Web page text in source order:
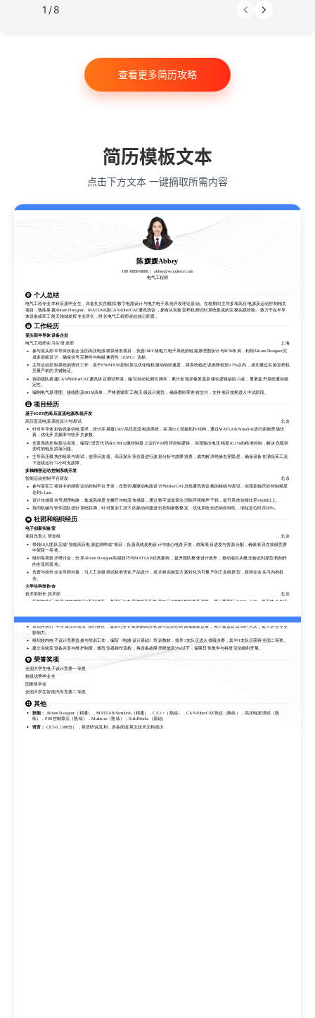
仓储/物流
艺术与设计 电子信息工程
1 /8
查看更多简历攻略
简历模板文本
点击下方文本 一键摘取所需内容
陈媛媛Abbey
188-8888-8888
abbey@wondercv.com
电气工程师
个人总结
电气工程专业本科应届毕业生，具备扎实的模拟/数字电路设计与电力电子系统开发理论基础。在校期间主导多项高压电源及运动控制相关
项目，熟练掌握Altium Designer、MATLAB及CAN/EtherCAT通讯协议，拥有从实验室样机调试到系统集成的完整实践经验。致力于在半导
体设备或军工航天领域发挥专业所长，胜任电气工程师岗位核心职责。
工作经历
某头部半导体设备企业
电气工程师实习生 研发部
上海
参与某头部半导体设备企业的高压电源模块研发项目，负责10kV级电力电子系统的电路原理图设计与PCB布局，利用Altium Designer完
成多层板设计，确保信号完整性与电磁兼容性（EMC）达标。
主导运动控制系统的调试工作，基于PWM/PID控制算法优化电机驱动响应速度，将系统稳态误差降低至0.5%以内，成功通过实验室样机
至量产前的关键验证。
协助团队搭建CAN与EtherCAT通讯协议测试环境，编写自动化测试脚本，累计发现并修复底层驱动逻辑缺陷15处，显著提升系统通信稳
定性。
编制电气原理图、接线图及BOM清单，严格遵循军工/航天级设计规范，确保图纸零差错交付，支持项目按期进入中试阶段。
项目经历
基于IGBT的高压直流电源系统开发
高压直流电源系统设计与调试
北京
针对半导体刻蚀设备供电需求，设计并搭建15kV高压直流电源系统，采用LLC谐振拓扑结构，通过MATLAB/Simulink进行多物理场仿
真，优化开关频率与软开关参数。
负责系统控制算法实现，编写C语言代码在STM32微控制器上运行PID闭环控制逻辑，实现输出电压精度±0.1%的精准控制，解决负载突
变时的电压跌落问题。
主导高压模块的组装与调试，使用示波器、高压探头等仪器进行波形分析与故障排查，成功解决绝缘击穿隐患，确保设备在满负荷工况
下连续运行72小时无故障。
多轴精密运动控制系统开发
智能运动控制平台研发
北京
参与某军工项目中的精密运动控制平台开发，负责伺服驱动电路设计与EtherCAT总线通讯协议栈的移植与调试，实现多轴同步控制精度
达到±1μm。
设计传感器信号调理电路，集成高精度光栅尺与电流传感器，通过数字滤波算法消除环境噪声干扰，提升系统信噪比至40dB以上。
协同机械与软件团队进行系统联调，针对复杂工况下的振动问题进行控制参数整定，优化系统动态响应特性，缩短定位时间30%。
社团和组织经历
电子创新实验室
项目负责人 研发组
北京
带领10人团队完成“智能高压电源监测终端”项目，负责系统架构设计与核心电路开发，统筹项目进度与资源分配，确保项目在校级竞赛
中荣获一等奖。
组织每周技术研讨会，分享Altium Designer高级技巧与MATLAB仿真案例，提升团队整体设计效率，推动项目从概念验证到原型机制作
的全流程落地。
负责与校外企业导师对接，引入工业级测试标准优化产品设计，成功将实验室方案转化为可量产的工业级原型，获得企业实习内推机
会。
大学生科技协会
技术部部长 技术部
北京
策划并执行“半导体技术前沿”系列讲座，邀请行业专家讲解高压电源与运动控制领域最新进展，累计覆盖听众500+人次，提升协会专业
建立实验室设备共享与维护制度，规范仪器操作流程，将设备故障率降低至5%以下，保障日常教学与科研活动顺利开展。
荣誉奖项
全国大学生电子设计竞赛一等奖
校级优秀毕业生
国家奖学金
全国大学生智能汽车竞赛二等奖
其他
技能： Altium Designer（精通），MATLAB/Simulink（精通），C/C++（熟练），CAN/EtherCAT协议（熟练），高压电源调试（熟
练），PID控制算法（熟练），Multisim（熟练），SolidWorks（基础）
语言： CET-6（580分），英语听说流利，具备阅读英文技术文档能力
电气工程师
个人总结
电气工程专业本科应届毕业生，具备扎实的模拟/数字电路设计与电力电子系统开发理论基础。在校期间主导多项高压电源及运动控制相关
项目，熟练掌握Altium Designer、MATLAB及CAN/EtherCAT通讯协议，拥有从实验室样机调试到系统集成的完整实践经验。致力于在半导
体设备或军工航天领域发挥专业所长，胜任电气工程师岗位核心职责。
工作经历
某头部半导体设备企业
电气工程师实习生 研发部
上海
成多层板设计，确保信号完整性与电磁兼容性（EMC）达标。
至量产前的关键验证。
协助团队搭建CAN与EtherCAT通讯协议测试环境，编写自动化测试脚本，累计发现并修复底层驱动逻辑缺陷15处，显著提升系统通信稳
定性。
编制电气原理图、接线图及BOM清单，严格遵循军工/航天级设计规范，确保图纸零差错交付，支持项目按期进入中试阶段。
项目经历
基于IGBT的高压直流电源系统开发
高压直流电源系统设计与调试
北京
真，优化开关频率与软开关参数。
负责系统控制算法实现，编写C语言代码在STM32微控制器上运行PID闭环控制逻辑，实现输出电压精度±0.1%的精准控制，解决负载突
变时的电压跌落问题。
主导高压模块的组装与调试，使用示波器、高压探头等仪器进行波形分析与故障排查，成功解决绝缘击穿隐患，确保设备在满负荷工况
下连续运行72小时无故障。
多轴精密运动控制系统开发
智能运动控制平台研发
参与某军工项目中的精密运动控制平台开发，负责伺服驱动电路设计与EtherCAT总线通讯协议栈的移植与调试，实现多轴同步控制精度
达到±1μm。
设计传感器信号调理电路，集成高精度光栅尺与电流传感器，通过数字滤波算法消除环境噪声干扰，提升系统信噪比至40dB以上。
社团和组织经历
电子创新实验室
项目负责人 研发组
北京
中荣获一等奖。
组织每周技术研讨会，分享Altium Designer高级技巧与MATLAB仿真案例，提升团队整体设计效率，推动项目从概念验证到原型机制作
的全流程落地。
负责与校外企业导师对接，引入工业级测试标准优化产品设计，成功将实验室方案转化为可量产的工业级原型，获得企业实习内推机
技术部部长 技术部
北京
策划并执行“半导体技术前沿”系列讲座，邀请行业专家讲解高压电源与运动控制领域最新进展，累计覆盖听众500+人次，提升协会专业
影响力。
组织校内电子设计竞赛选拔与培训工作，编写《电路设计基础》培训教材，指导3支队伍进入省级决赛，其中1支队伍获得全国二等奖。
建立实验室设备共享与维护制度，规范仪器操作流程，将设备故障率降低至5%以下，保障日常教学与科研活动顺利开展。
荣誉奖项
全国大学生电子设计竞赛一等奖
校级优秀毕业生
国家奖学金
全国大学生智能汽车竞赛二等奖
其他
技能： Altium Designer（精通），MATLAB/Simulink（精通），C/C++（熟练），CAN/EtherCAT协议（熟练），高压电源调试（熟
练），PID控制算法（熟练），Multisim（熟练），SolidWorks（基础）
语言： CET-6（580分），英语听说流利，具备阅读英文技术文档能力